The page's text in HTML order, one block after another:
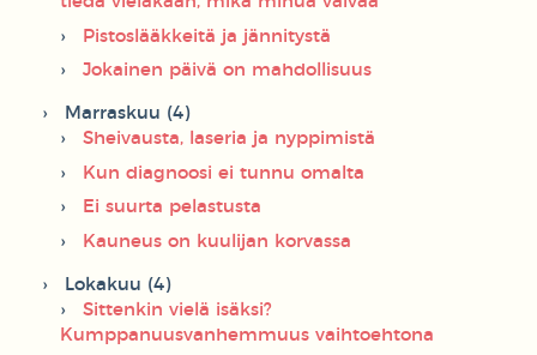
Pistoslääkkeitä ja jännitystä
Jokainen päivä on mahdollisuus
Marraskuu (4)
Sheivausta, laseria ja nyppimistä
Kun diagnoosi ei tunnu omalta
Ei suurta pelastusta
Kauneus on kuulijan korvassa
Lokakuu (4)
Sittenkin vielä isäksi?
Kumppanuusvanhemmuus vaihtoehtona